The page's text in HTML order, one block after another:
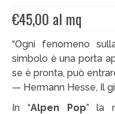
Alessandro
Andrea
Chen Li
Enrico T. De
€45,00 al mq
“Ogni fenomeno
simbolo è una porta
se è pronta, può
— Hermann Hesse, Il
In “Alpen Pop” la